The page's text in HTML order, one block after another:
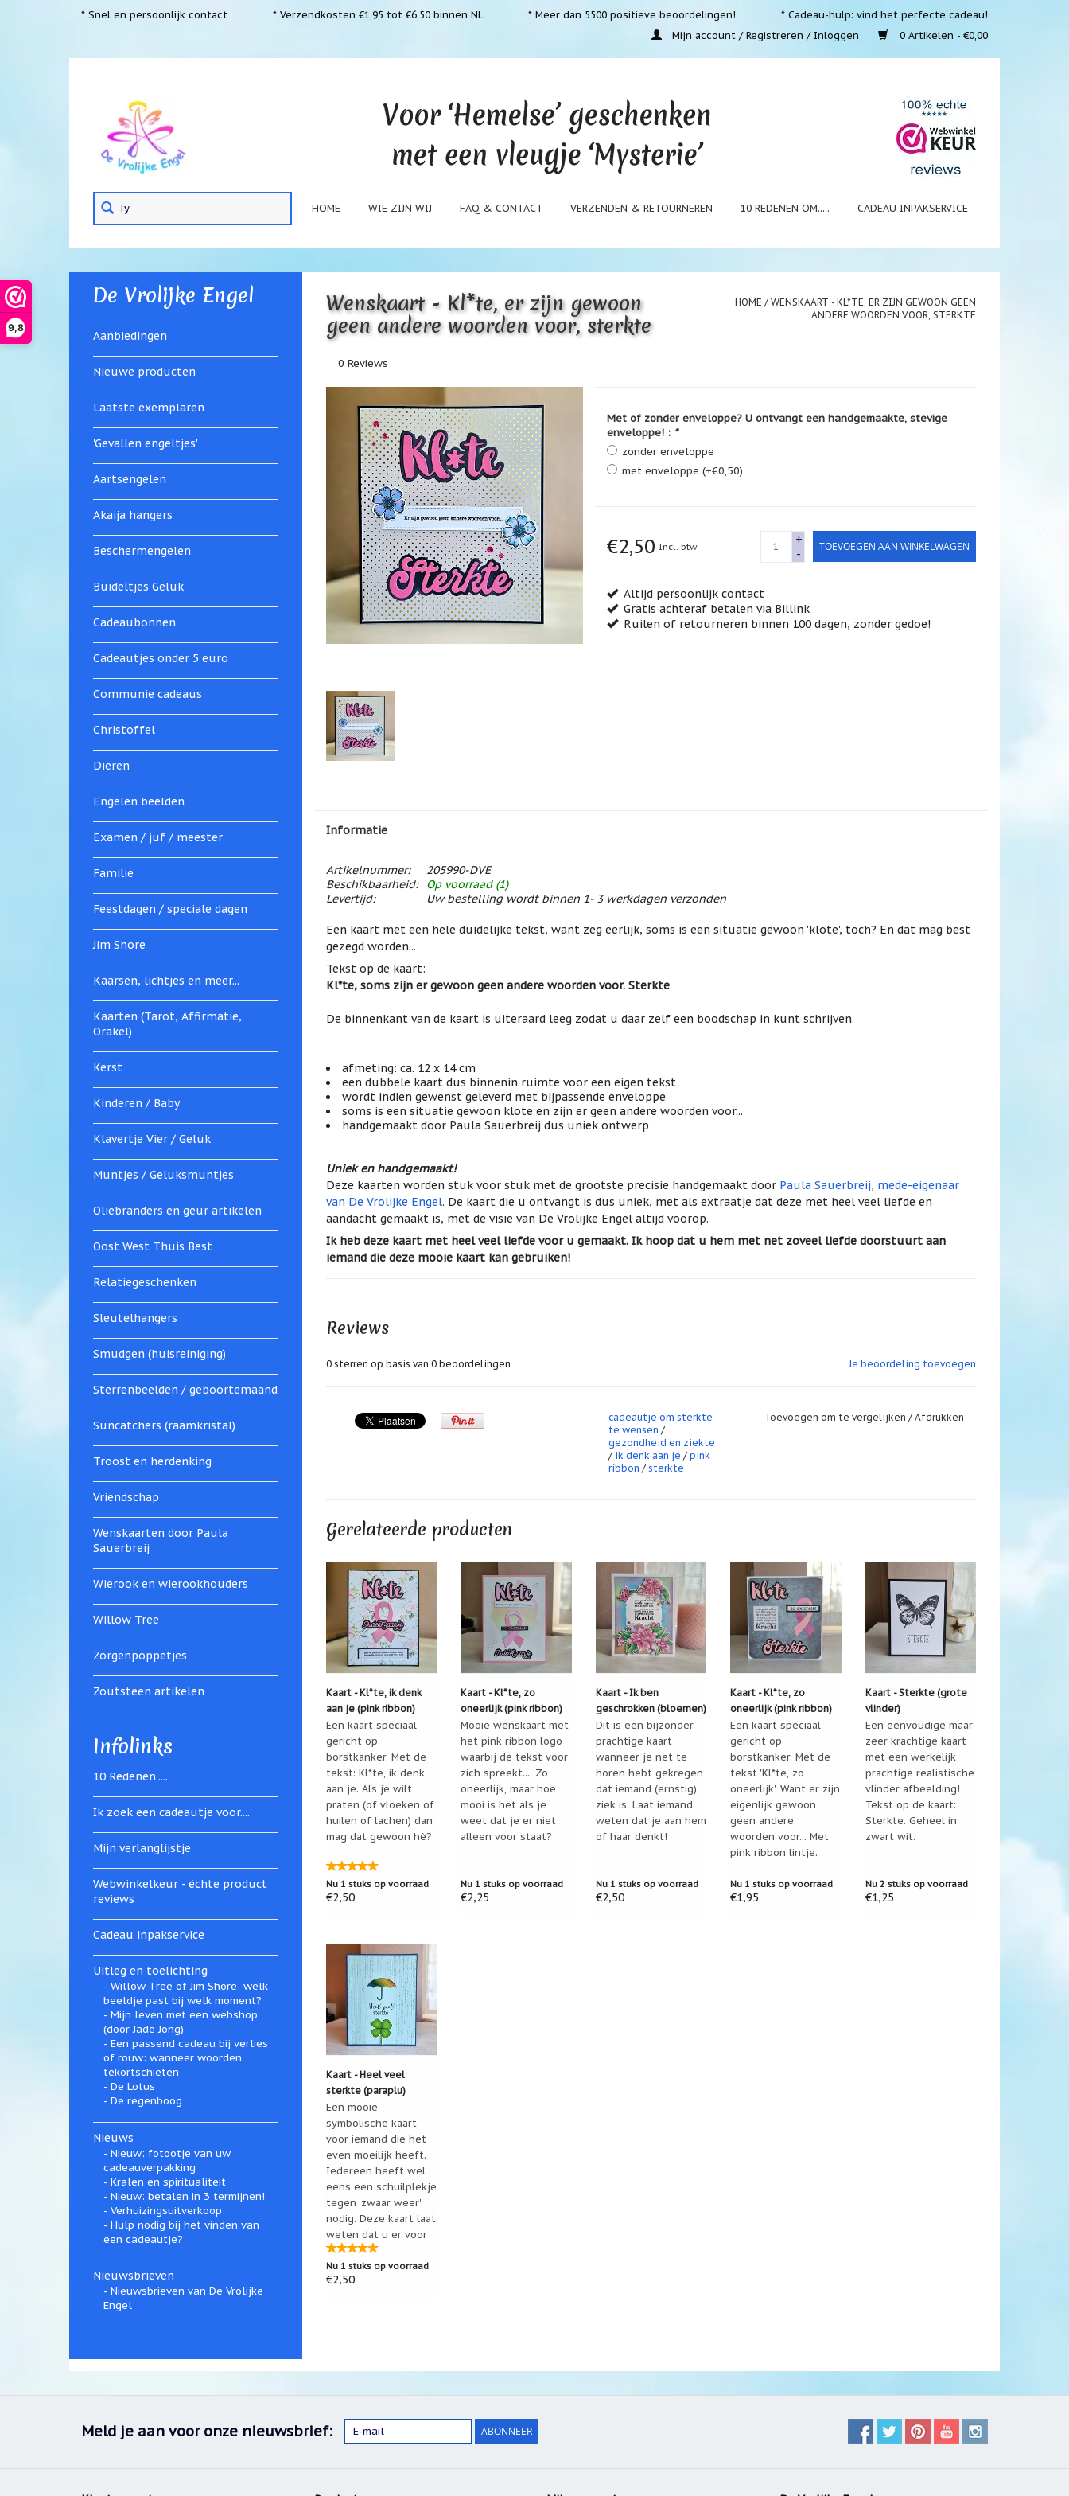
9,8
* Snel en persoonlijk contact * Verzendkosten €1,95 tot €6,50 binnen NL * Meer dan 5500 positieve beoordelingen!
* Cadeau-hulp: vind het perfecte cadeau!
Mijn account / Registreren / Inloggen
0 Artikelen - €0,00
HOME WIE ZIJN WIJ FAQ & CONTACT VERZENDEN & RETOURNEREN 10 REDENEN OM..... CADEAU INPAKSERVICE
De Vrolijke Engel
Aanbiedingen
Nieuwe producten
Laatste exemplaren
'Gevallen engeltjes'
Aartsengelen
Akaija hangers
Beschermengelen
Buideltjes Geluk
Cadeaubonnen
Cadeautjes onder 5 euro
Communie cadeaus
Christoffel
Dieren
Engelen beelden
Examen / juf / meester
Familie
Feestdagen / speciale dagen
Jim Shore
Kaarsen, lichtjes en meer...
Kaarten (Tarot, Affirmatie,
Orakel)
Kerst
Kinderen / Baby
Klavertje Vier / Geluk
Muntjes / Geluksmuntjes
Oliebranders en geur artikelen
Oost West Thuis Best
Relatiegeschenken
Sleutelhangers
Smudgen (huisreiniging)
Sterrenbeelden / geboortemaand
Suncatchers (raamkristal)
Troost en herdenking
Vriendschap
Wenskaarten door Paula
Sauerbreij
Wierook en wierookhouders
Willow Tree
Zorgenpoppetjes
Zoutsteen artikelen
Infolinks
10 Redenen.....
Ik zoek een cadeautje voor....
Mijn verlanglijstje
Webwinkelkeur - échte product
reviews
Cadeau inpakservice
Uitleg en toelichting
Willow Tree of Jim Shore: welk
beeldje past bij welk moment?
Mijn leven met een webshop
(door Jade Jong)
Een passend cadeau bij verlies
of rouw: wanneer woorden
tekortschieten
De Lotus
De regenboog
Nieuws
Nieuw: fotootje van uw
cadeauverpakking
Kralen en spiritualiteit
Nieuw: betalen in 3 termijnen!
Verhuizingsuitverkoop
Hulp nodig bij het vinden van
een cadeautje?
Nieuwsbrieven
Nieuwsbrieven van De Vrolijke
Engel
Wenskaart - Kl*te, er zijn gewoon
geen andere woorden voor, sterkte
0 Reviews
HOME / WENSKAART - KL*TE, ER ZIJN GEWOON GEEN
ANDERE WOORDEN VOOR, STERKTE
Met of zonder enveloppe? U ontvangt een handgemaakte, stevige
enveloppe! : *
zonder enveloppe
met enveloppe (+€0,50)
€2,50 Incl. btw
+
-
TOEVOEGEN AAN WINKELWAGEN
Altijd persoonlijk contact
Gratis achteraf betalen via Billink
Ruilen of retourneren binnen 100 dagen, zonder gedoe!
Informatie
Artikelnummer:
205990-DVE
Beschikbaarheid:
Op voorraad (1)
Levertijd:
Uw bestelling wordt binnen 1- 3 werkdagen verzonden
Een kaart met een hele duidelijke tekst, want zeg eerlijk, soms is een situatie gewoon 'klote', toch? En dat mag best
gezegd worden...
Tekst op de kaart:
Kl*te, soms zijn er gewoon geen andere woorden voor. Sterkte
De binnenkant van de kaart is uiteraard leeg zodat u daar zelf een boodschap in kunt schrijven.
afmeting: ca. 12 x 14 cm
een dubbele kaart dus binnenin ruimte voor een eigen tekst
wordt indien gewenst geleverd met bijpassende enveloppe
soms is een situatie gewoon klote en zijn er geen andere woorden voor...
handgemaakt door Paula Sauerbreij dus uniek ontwerp
Uniek en handgemaakt!
Deze kaarten worden stuk voor stuk met de grootste precisie handgemaakt door Paula Sauerbreij, mede-eigenaar
van De Vrolijke Engel. De kaart die u ontvangt is dus uniek, met als extraatje dat deze met heel veel liefde en
aandacht gemaakt is, met de visie van De Vrolijke Engel altijd voorop.
Ik heb deze kaart met heel veel liefde voor u gemaakt. Ik hoop dat u hem met net zoveel liefde doorstuurt aan
iemand die deze mooie kaart kan gebruiken!
Reviews
Je beoordeling toevoegen
0sterren op basis van 0beoordelingen
cadeautje om sterkte
te wensen /
gezondheid en ziekte
/ ik denk aan je /pink
ribbon /sterkte
Toevoegen om te vergelijken / Afdrukken
Gerelateerde producten
Kaart - Kl*te, ik denk
aan je (pink ribbon)
Een kaart speciaal
gericht op
borstkanker. Met de
tekst: Kl*te, ik denk
aan je. Als je wilt
praten (of vloeken of
huilen of lachen) dan
mag dat gewoon hè?
Nu 1 stuks op voorraad
€2,50
Kaart - Kl*te, zo
oneerlijk (pink ribbon)
Mooie wenskaart met
het pink ribbon logo
waarbij de tekst voor
zich spreekt.... Zo
oneerlijk, maar hoe
mooi is het als je
weet dat je er niet
alleen voor staat?
Nu 1 stuks op voorraad
€2,25
Kaart - Ik ben
geschrokken (bloemen)
Dit is een bijzonder
prachtige kaart
wanneer je net te
horen hebt gekregen
dat iemand (ernstig)
ziek is. Laat iemand
weten dat je aan hem
of haar denkt!
Nu 1 stuks op voorraad
€2,50
Kaart - Kl*te, zo
oneerlijk (pink ribbon)
Een kaart speciaal
gericht op
borstkanker. Met de
tekst 'Kl*te, zo
oneerlijk'. Want er zijn
eigenlijk gewoon
geen andere
woorden voor... Met
pink ribbon lintje.
Nu 1 stuks op voorraad
€1,95
Kaart - Sterkte (grote
vlinder)
Een eenvoudige maar
zeer krachtige kaart
met een werkelijk
prachtige realistische
vlinder afbeelding!
Tekst op de kaart:
Sterkte. Geheel in
zwart wit.
Nu 2 stuks op voorraad
€1,25
Kaart - Heel veel
sterkte (paraplu)
Een mooie
symbolische kaart
voor iemand die het
even moeilijk heeft.
Iedereen heeft wel
eens een schuilplekje
tegen 'zwaar weer'
nodig. Deze kaart laat
weten dat u er voor
iemand bent!
Nu 1 stuks op voorraad
€2,50
Meld je aan voor onze nieuwsbrief: ABONNEER